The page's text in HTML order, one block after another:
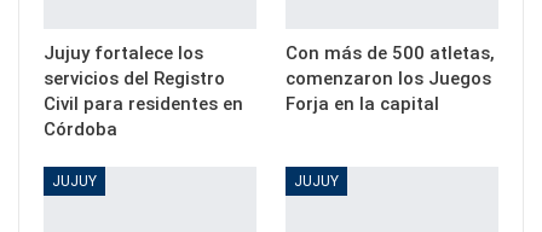
Jujuy fortalece los
servicios del Registro
Civil para residentes en
Córdoba
Con más de 500 atletas,
comenzaron los Juegos
Forja en la capital
JUJUY JUJUY